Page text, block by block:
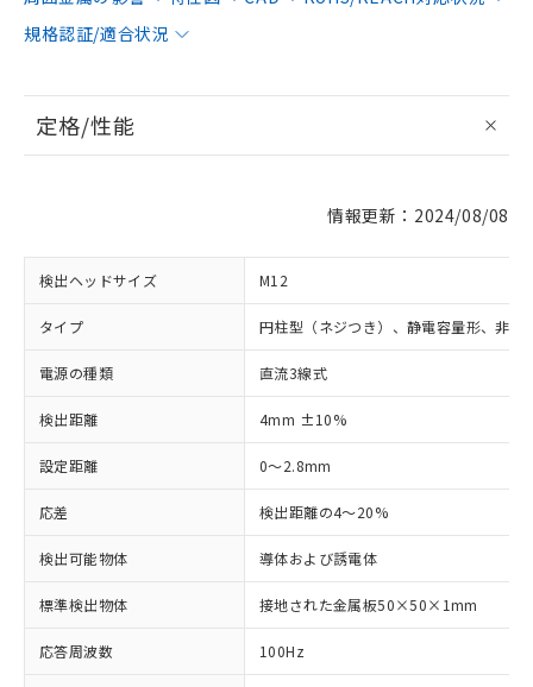
規格認証/適合状況
定格/性能
情報更新：2024/08/08
検出ヘッドサイズ M12
タイプ 円柱型（ネジつき）、静電容量形、非シ
電源の種類 直流3線式
検出距離 4mm ±10%
設定距離 0～2.8mm
応差 検出距離の4～20%
検出可能物体 導体および誘電体
標準検出物体 接地された金属板50×50×1mm
応答周波数 100Hz